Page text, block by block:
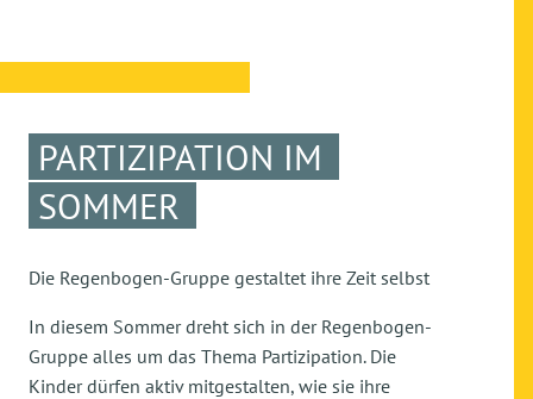
PARTIZIPATION IM
SOMMER
Die Regenbogen-Gruppe gestaltet ihre Zeit selbst
In diesem Sommer dreht sich in der Regenbogen-
Gruppe alles um das Thema Partizipation. Die
Kinder dürfen aktiv mitgestalten, wie sie ihre